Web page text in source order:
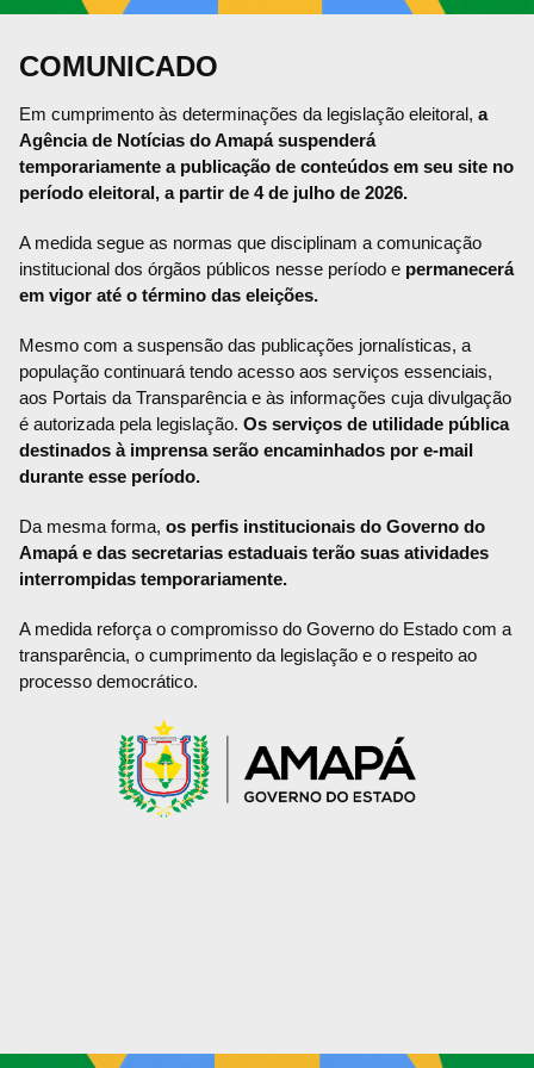
COMUNICADO
Em cumprimento às determinações da legislação eleitoral, a
Agência de Notícias do Amapá suspenderá
temporariamente a publicação de conteúdos em seu site no
período eleitoral, a partir de 4 de julho de 2026.
A medida segue as normas que disciplinam a comunicação
institucional dos órgãos públicos nesse período e permanecerá
em vigor até o término das eleições.
Mesmo com a suspensão das publicações jornalísticas, a
população continuará tendo acesso aos serviços essenciais,
aos Portais da Transparência e às informações cuja divulgação
é autorizada pela legislação. Os serviços de utilidade pública
destinados à imprensa serão encaminhados por e-mail
durante esse período.
Da mesma forma, os perfis institucionais do Governo do
Amapá e das secretarias estaduais terão suas atividades
interrompidas temporariamente.
A medida reforça o compromisso do Governo do Estado com a
transparência, o cumprimento da legislação e o respeito ao
processo democrático.